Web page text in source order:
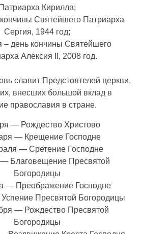
Патриарха Кирилла;
Святейшего Патриарха
Сергия, 1944 год;
– день кончины Святейшего
Алексия II, 2008 год.
славит Предстоятелей церкви,
внесших большой вклад в
православия в стране.
— Рождество Христово
— Крещение Господне
— Сретение Господне
Благовещение Пресвятой
Богородицы
— Преображение Господне
Пресвятой Богородицы
— Рождество Пресвятой
Богородицы